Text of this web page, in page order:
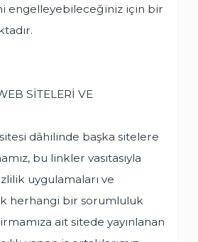
engelleyebileceğiniz için bir
SİTELERİ VE
dâhilinde başka sitelere
bu linkler vasıtasıyla
uygulamaları ve
herhangi bir sorumluluk
ait sitede yayınlanan